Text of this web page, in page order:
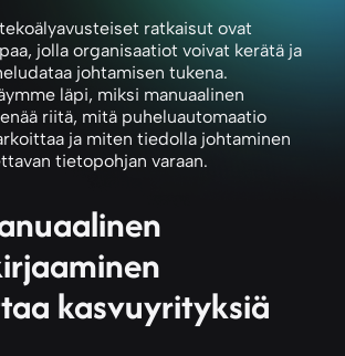
ratkaisut ovat
jolla organisaatiot voivat kerätä ja
johtamisen tukena.
läpi, miksi manuaalinen
riitä, mitä puheluautomaatio
ja miten tiedolla johtaminen
tietopohjan varaan.
kasvuyrityksiä